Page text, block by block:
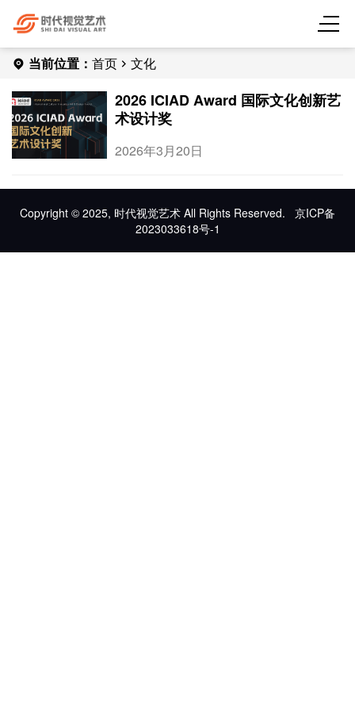
当前位置： 首页 文化
2026 ICIAD Award 国际文化创新艺
术设计奖
2026年3月20日
Copyright © 2025, 时代视觉艺术 All Rights Reserved.
京ICP备
2023033618号-1